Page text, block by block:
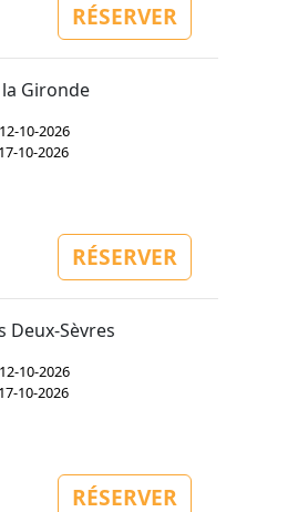
RÉSERVER
Gironde
10-2026
10-2026
RÉSERVER
Deux-Sèvres
10-2026
10-2026
RÉSERVER